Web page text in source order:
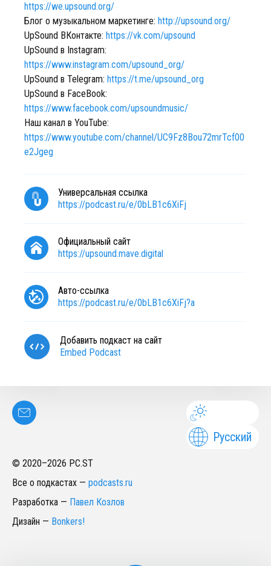
https://we.upsound.org/
Блог о музыкальном маркетинге: http://upsound.org/
UpSound ВКонтакте: https://vk.com/upsound
UpSound в Instagram:
https://www.instagram.com/upsound_org/
UpSound в Telegram: https://t.me/upsound_org
UpSound в FaceBook:
https://www.facebook.com/upsoundmusic/
Наш канал в YouTube:
https://www.youtube.com/channel/UC9Fz8Bou72mrTcf00
e2Jgeg
Универсальная ссылка
https://podcast.ru/e/0bLB1c6XiFj
Официальный сайт
https://upsound.mave.digital
Авто-ссылка
https://podcast.ru/e/0bLB1c6XiFj?a
Добавить подкаст на сайт
Embed Podcast
Русский
© 2020–2026 PC.ST
Все о подкастах — podcasts.ru
Разработка — Павел Козлов
Дизайн — Bonkers!